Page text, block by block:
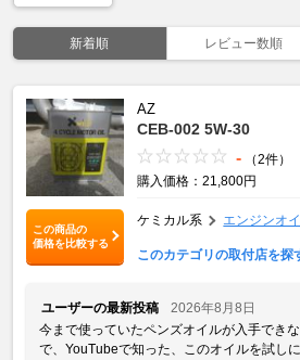
新着順 レビュー数順
この商品の
価格を比較する
AZ
CEB-002 5W-30
-
（2件）
購入価格：21,800円
ケミカル系 エンジンオ
このカテゴリの取付店を探
ユーザーの最新投稿
2026年8月8日
今まで使っていたペンズオイルが入手でき
で、YouTubeで知った、このオイルを試し